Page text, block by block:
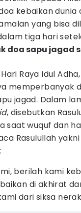
kebaikan dunia
yang bisa
tiga hari
doa sapu jagad
Raya Idul
memperbanyak
jagad. Dalam
, disebutkan
saat wuquf dan
Rasulullah
berilah kami
di akhirat
dari siksa